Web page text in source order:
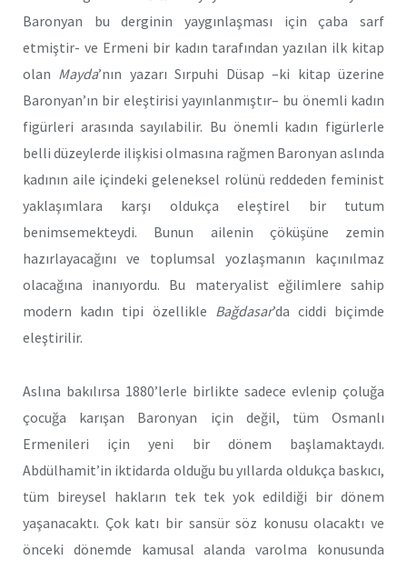
Baronyan bu derginin yaygınlaşması için çaba sarf
etmiştir- ve Ermeni bir kadın tarafından yazılan ilk kitap
olan Mayda’nın yazarı Sırpuhi Düsap –ki kitap üzerine
Baronyan’ın bir eleştirisi yayınlanmıştır– bu önemli kadın
figürleri arasında sayılabilir. Bu önemli kadın figürlerle
belli düzeylerde ilişkisi olmasına rağmen Baronyan aslında
kadının aile içindeki geleneksel rolünü reddeden feminist
yaklaşımlara karşı oldukça eleştirel bir tutum
benimsemekteydi. Bunun ailenin çöküşüne zemin
hazırlayacağını ve toplumsal yozlaşmanın kaçınılmaz
olacağına inanıyordu. Bu materyalist eğilimlere sahip
modern kadın tipi özellikle Bağdasar’da ciddi biçimde
eleştirilir.
Aslına bakılırsa 1880’lerle birlikte sadece evlenip çoluğa
çocuğa karışan Baronyan için değil, tüm Osmanlı
Ermenileri için yeni bir dönem başlamaktaydı.
Abdülhamit’in iktidarda olduğu bu yıllarda oldukça baskıcı,
tüm bireysel hakların tek tek yok edildiği bir dönem
yaşanacaktı. Çok katı bir sansür söz konusu olacaktı ve
önceki dönemde kamusal alanda varolma konusunda